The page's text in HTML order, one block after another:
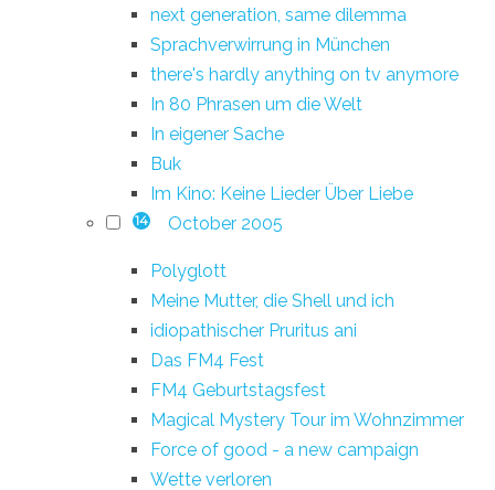
next generation, same dilemma
Sprachverwirrung in München
there's hardly anything on tv anymore
In 80 Phrasen um die Welt
In eigener Sache
Buk
Im Kino: Keine Lieder Über Liebe
14 October 2005
Polyglott
Meine Mutter, die Shell und ich
idiopathischer Pruritus ani
Das FM4 Fest
FM4 Geburtstagsfest
Magical Mystery Tour im Wohnzimmer
Force of good - a new campaign
Wette verloren